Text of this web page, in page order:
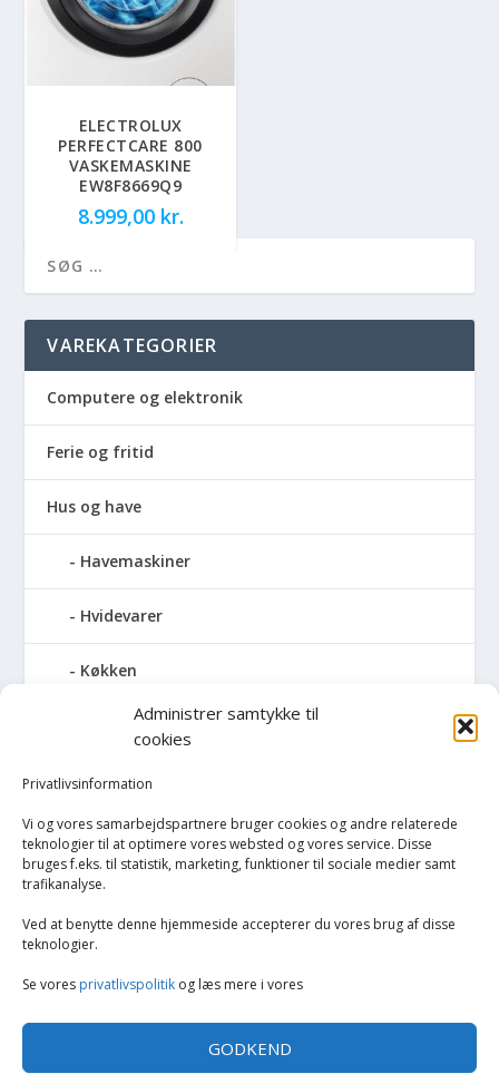
Administrer samtykke til
cookies
Privatlivsinformation
Vi og vores samarbejdspartnere bruger cookies og andre relaterede
teknologier til at optimere vores websted og vores service. Disse
bruges f.eks. til statistik, marketing, funktioner til sociale medier samt
trafikanalyse.
Ved at benytte denne hjemmeside accepterer du vores brug af disse
teknologier.
Se vores privatlivspolitik og læs mere i vores
GODKEND
ELECTROLUX
PERFECTCARE 800
VASKEMASKINE
EW8F8669Q9
8.999,00 kr.
VAREKATEGORIER
Computere og elektronik
Ferie og fritid
Hus og have
Havemaskiner
Hvidevarer
Køkken
Elkedler
Kaffemaskiner
Køkkenmaskiner og tilbehør
Køkkenvægte
Opvarmning